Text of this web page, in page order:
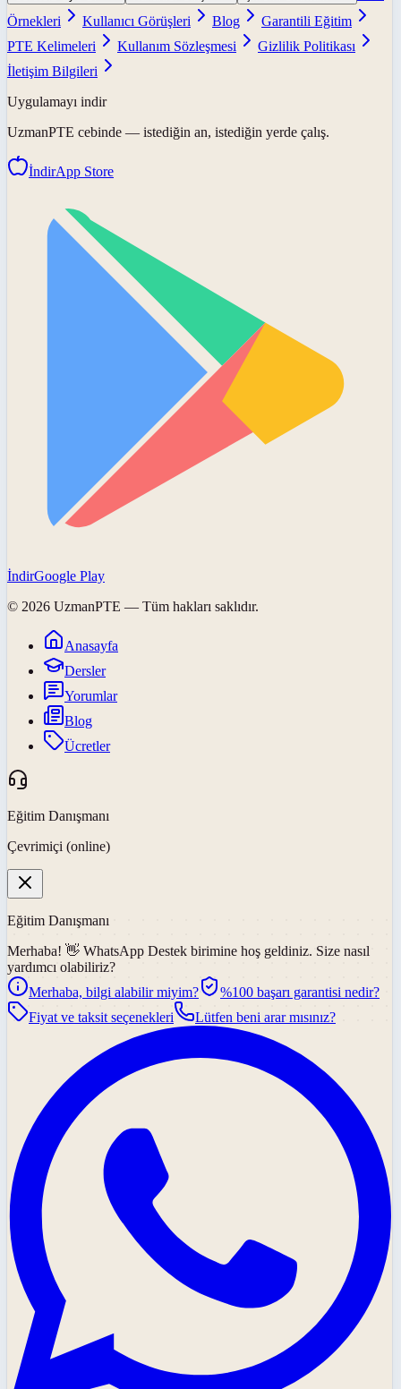
Örnekleri
Kullanıcı Görüşleri Blog
Garantili Eğitim
PTE Kelimeleri
Kullanım Sözleşmesi
Gizlilik Politikası
İletişim Bilgileri
Uygulamayı indir
UzmanPTE cebinde — istediğin an, istediğin yerde çalış.
İndirApp Store
İndirGoogle Play
© 2026 UzmanPTE — Tüm hakları saklıdır.
Anasayfa
Dersler
Yorumlar
Blog
Ücretler
Eğitim Danışmanı
Çevrimiçi (online)
Eğitim Danışmanı
Merhaba! 👋 WhatsApp Destek birimine hoş geldiniz. Size nasıl
yardımcı olabiliriz?
Merhaba, bilgi alabilir miyim?
%100 başarı garantisi nedir?
Fiyat ve taksit seçenekleri
Lütfen beni arar mısınız?